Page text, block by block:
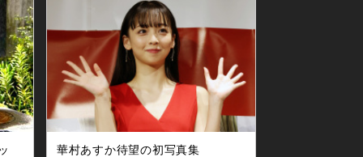
結
田
田
華村あすか待望の初写真集